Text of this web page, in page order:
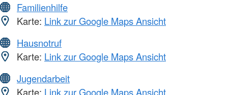
Familienhilfe
Karte: Link zur Google Maps Ansicht
Hausnotruf
Karte: Link zur Google Maps Ansicht
Jugendarbeit
Karte: Link zur Google Maps Ansicht